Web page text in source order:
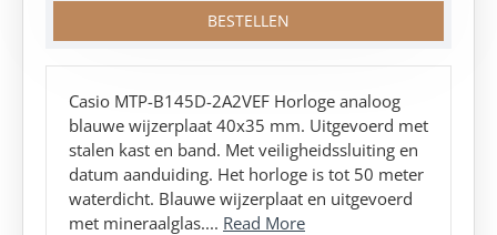
BESTELLEN
Casio MTP-B145D-2A2VEF Horloge analoog
blauwe wijzerplaat 40x35 mm. Uitgevoerd met
stalen kast en band. Met veiligheidssluiting en
datum aanduiding. Het horloge is tot 50 meter
waterdicht. Blauwe wijzerplaat en uitgevoerd
met mineraalglas.... Read More